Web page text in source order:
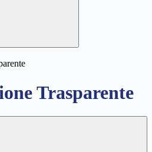
Trasparente